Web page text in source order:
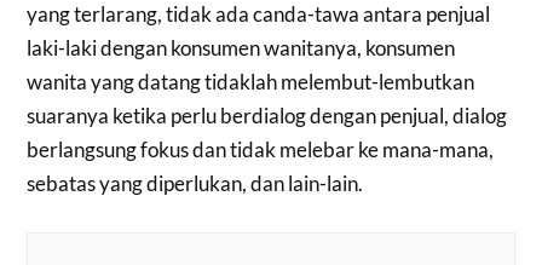
yang terlarang, tidak ada canda-tawa antara penjual
laki-laki dengan konsumen wanitanya, konsumen
wanita yang datang tidaklah melembut-lembutkan
suaranya ketika perlu berdialog dengan penjual, dialog
berlangsung fokus dan tidak melebar ke mana-mana,
sebatas yang diperlukan, dan lain-lain.